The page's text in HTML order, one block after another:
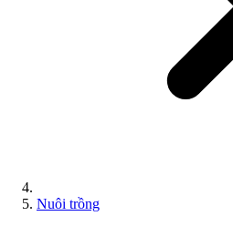
Nuôi trồng